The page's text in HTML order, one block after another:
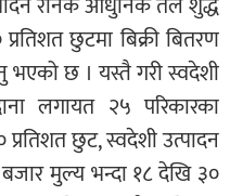
छुटमा बिक्री बितरण
भएको छ । यस्तै गरी स्वदेशी
लगायत २५ परिकारका
प्रतिशत छुट, स्वदेशी उत्पादन
मुल्य भन्दा १८ देखि ३०